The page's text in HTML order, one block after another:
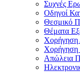
Συχνές
Οδηγοί
Θεσμικό
Θέματα
Χορήγηση
Χορήγηση
Απώλεια